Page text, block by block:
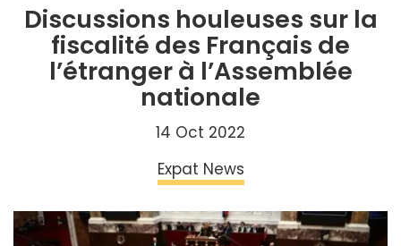
Discussions houleuses sur la
fiscalité des Français de
l’étranger à l’Assemblée
nationale
14 Oct 2022
Expat News